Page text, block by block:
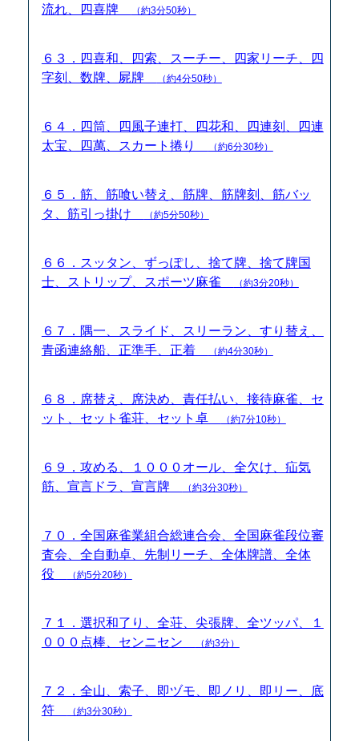
流れ、四喜牌
（約3分50秒）
６３．四喜和、四索、スーチー、四家リーチ、四
字刻、数牌、屍牌
（約4分50秒）
６４．四筒、四風子連打、四花和、四連刻、四連
太宝、四萬、スカート捲り
（約6分30秒）
６５．筋、筋喰い替え、筋牌、筋牌刻、筋バッ
タ、筋引っ掛け
（約5分50秒）
６６．スッタン、ずっぽし、捨て牌、捨て牌国
士、ストリップ、スポーツ麻雀
（約3分20秒）
６７．隅一、スライド、スリーラン、すり替え、
青函連絡船、正準手、正着
（約4分30秒）
６８．席替え、席決め、責任払い、接待麻雀、セ
ット、セット雀荘、セット卓
（約7分10秒）
６９．攻める、１０００オール、全欠け、疝気
筋、宣言ドラ、宣言牌
（約3分30秒）
７０．全国麻雀業組合総連合会、全国麻雀段位審
査会、全自動卓、先制リーチ、全体牌譜、全体
役
（約5分20秒）
７１．選択和了り、全荘、尖張牌、全ツッパ、１
０００点棒、センニセン
（約3分）
７２．全山、索子、即ヅモ、即ノリ、即リー、底
符
（約3分30秒）